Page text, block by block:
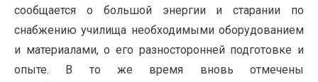
сообщается о большой энергии и старании по
снабжению училища необходимыми оборудованием
и материалами, о его разносторонней подготовке и
опыте. В то же время вновь отмечены